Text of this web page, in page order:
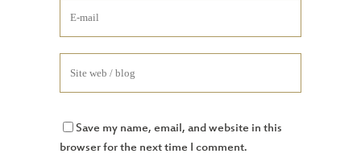
Save my name, email, and website in this
browser for the next time I comment.